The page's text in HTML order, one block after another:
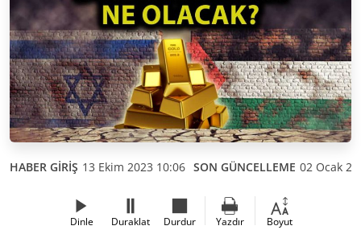
HABER GİRİŞ 13 Ekim 2023 10:06 SON GÜNCELLEME 02 Ocak
Dinle Duraklat Durdur Yazdır Boyut